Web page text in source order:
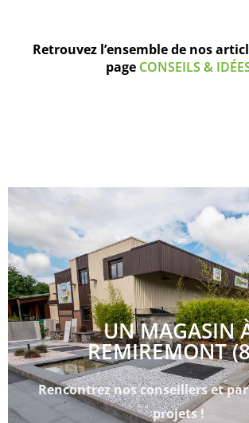
Retrouvez l’ensemble de nos
page CONSEILS &
UN MAGASIN
REMIREMONT
Rencontrez nos conseillers et
projets !